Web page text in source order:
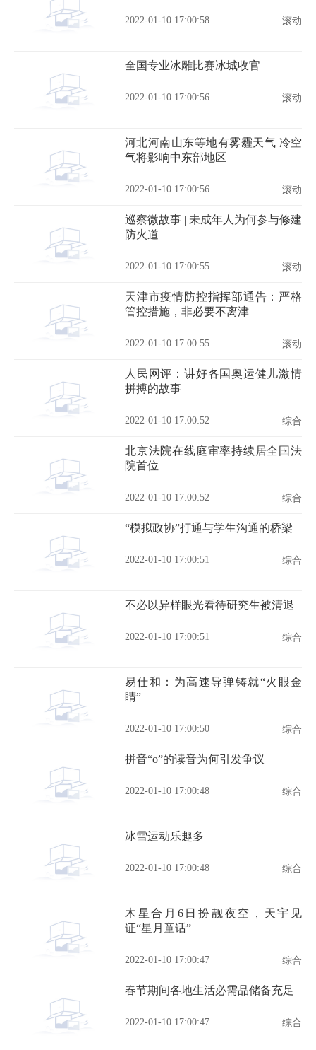
2022-01-10 17:00:58 滚动
全国专业冰雕比赛冰城收官
2022-01-10 17:00:56 滚动
河北河南山东等地有雾霾天气 冷空
气将影响中东部地区
2022-01-10 17:00:56 滚动
巡察微故事 | 未成年人为何参与修建
防火道
2022-01-10 17:00:55 滚动
天津市疫情防控指挥部通告：严格
管控措施，非必要不离津
2022-01-10 17:00:55 滚动
人民网评：讲好各国奥运健儿激情
拼搏的故事
2022-01-10 17:00:52 综合
北京法院在线庭审率持续居全国法
院首位
2022-01-10 17:00:52 综合
“模拟政协”打通与学生沟通的桥梁
2022-01-10 17:00:51 综合
不必以异样眼光看待研究生被清退
2022-01-10 17:00:51 综合
易仕和：为高速导弹铸就“火眼金
睛”
2022-01-10 17:00:50 综合
拼音“o”的读音为何引发争议
2022-01-10 17:00:48 综合
冰雪运动乐趣多
2022-01-10 17:00:48 综合
木星合月6日扮靓夜空，天宇见
证“星月童话”
2022-01-10 17:00:47 综合
春节期间各地生活必需品储备充足
2022-01-10 17:00:47 综合